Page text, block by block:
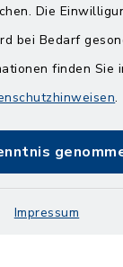
Die
bei Bedarf
finden Sie
.
Impressum
Impressum
Sitemap